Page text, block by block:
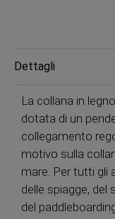
Dettagli
La collana in
dotata di un
collegamento
motivo sulla
mare. Per tutti gli
delle spiagge, del
del